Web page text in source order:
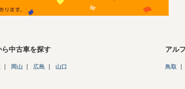
中古車を探す
岡山 広島 山口
アル
鳥取